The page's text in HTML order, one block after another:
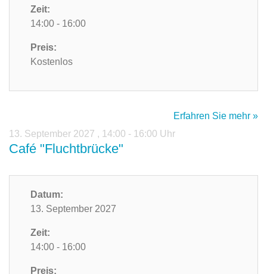
Zeit:
14:00 - 16:00
Preis:
Kostenlos
Erfahren Sie mehr »
13. September 2027 , 14:00 - 16:00 Uhr
Café "Fluchtbrücke"
Datum:
13. September 2027
Zeit:
14:00 - 16:00
Preis: